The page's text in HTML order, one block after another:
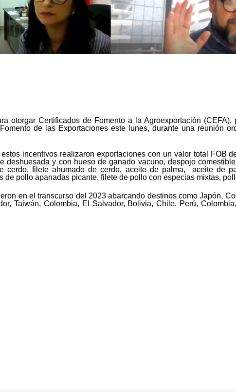
otorgar Certificados de Fomento a la Agroexportación
de las Exportaciones este lunes, durante una reunión
incentivos realizaron exportaciones con un valor total FOB
deshuesada y con hueso de ganado vacuno, despojo
cerdo, filete ahumado de cerdo, aceite de palma, aceite de
de pollo apanadas picante, filete de pollo con especias mixtas,
en el transcurso del 2023 abarcando destinos como Japón,
Taiwán, Colombia, El Salvador, Bolivia, Chile, Perú,